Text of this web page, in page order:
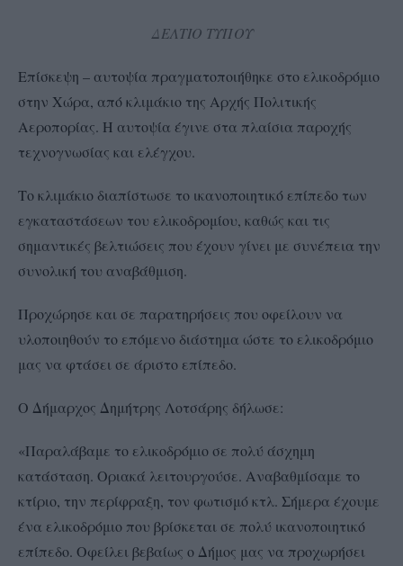
ΔΕΛΤΙΟ ΤΥΠΟΥ
Επίσκεψη – αυτοψία πραγματοποιήθηκε στο ελικοδρόμιο
στην Χώρα, από κλιμάκιο της Αρχής Πολιτικής
Αεροπορίας. Η αυτοψία έγινε στα πλαίσια παροχής
τεχνογνωσίας και ελέγχου.
Το κλιμάκιο διαπίστωσε το ικανοποιητικό επίπεδο των
εγκαταστάσεων του ελικοδρομίου, καθώς και τις
σημαντικές βελτιώσεις που έχουν γίνει με συνέπεια την
συνολική του αναβάθμιση.
Προχώρησε και σε παρατηρήσεις που οφείλουν να
υλοποιηθούν το επόμενο διάστημα ώστε το ελικοδρόμιο
μας να φτάσει σε άριστο επίπεδο.
Ο Δήμαρχος Δημήτρης Λοτσάρης δήλωσε:
«Παραλάβαμε το ελικοδρόμιο σε πολύ άσχημη
κατάσταση. Οριακά λειτουργούσε. Αναβαθμίσαμε το
κτίριο, την περίφραξη, τον φωτισμό κτλ. Σήμερα έχουμε
ένα ελικοδρόμιο που βρίσκεται σε πολύ ικανοποιητικό
επίπεδο. Οφείλει βεβαίως ο Δήμος μας να προχωρήσει